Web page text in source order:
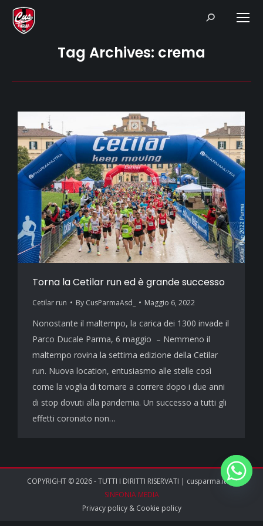
Search:
Tag Archives: crema
Torna la Cetilar run ed è grande successo
Cetilar run By CusParmaAsd_ Maggio 6, 2022
Nonostante il maltempo, la carica dei 1300 invade il
Parco Ducale Parma, 6 maggio – Nemmeno il
maltempo rovina la settima edizione della Cetilar
run. Nuova location, entusiasmo alle stelle così
come la voglia di tornare a correre dopo i due anni
di stop dovuti alla pandemia. Un successo a tutti gli
effetti coronato non…
COPYRIGHT © 2026 - TUTTI I DIRITTI RISERVATI | cusparma.it by
SINFONIA MEDIA
Privacy policy& Cookie policy